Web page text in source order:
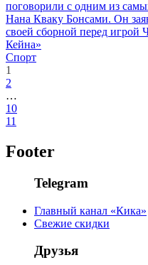
поговорили с одним из
Нана Кваку Бонсами. Он
своей сборной перед игрой
Кейна»
Спорт
1
2
…
10
11
Footer
Telegram
Главный канал «Кика»
Свежие скидки
Друзья